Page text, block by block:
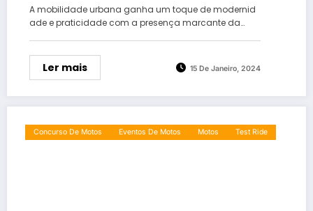
A mobilidade urbana ganha um toque de modernid
ade e praticidade com a presença marcante da…
Ler mais 15 De Janeiro, 2024
Concurso De Motos Eventos De Motos Motos Test Ride